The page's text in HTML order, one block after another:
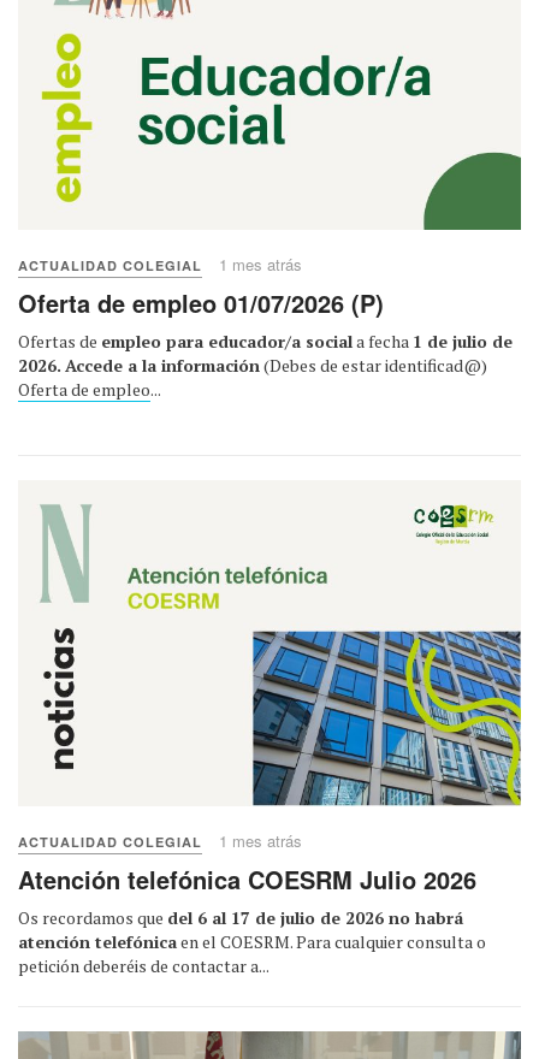
ACTUALIDAD COLEGIAL 1 mes atrás
Oferta de empleo 01/07/2026 (P)
Ofertas de empleo para educador/a sociala fecha 1 de julio de
2026. Accede a la información (Debes de estar identificad@)
Oferta de empleo...
ACTUALIDAD COLEGIAL 1 mes atrás
Atención telefónica COESRM Julio 2026
Os recordamos que del 6 al 17 de julio de 2026 no habrá
atención telefónicaen el COESRM. Para cualquier consulta o
petición deberéis de contactar a...